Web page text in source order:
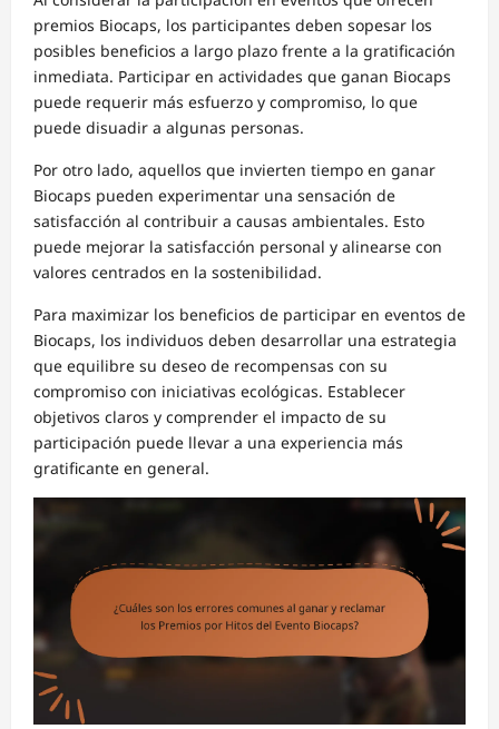
premios Biocaps, los participantes deben sopesar los
posibles beneficios a largo plazo frente a la gratificación
inmediata. Participar en actividades que ganan Biocaps
puede requerir más esfuerzo y compromiso, lo que
puede disuadir a algunas personas.
Por otro lado, aquellos que invierten tiempo en ganar
Biocaps pueden experimentar una sensación de
satisfacción al contribuir a causas ambientales. Esto
puede mejorar la satisfacción personal y alinearse con
valores centrados en la sostenibilidad.
Para maximizar los beneficios de participar en eventos de
Biocaps, los individuos deben desarrollar una estrategia
que equilibre su deseo de recompensas con su
compromiso con iniciativas ecológicas. Establecer
objetivos claros y comprender el impacto de su
participación puede llevar a una experiencia más
gratificante en general.